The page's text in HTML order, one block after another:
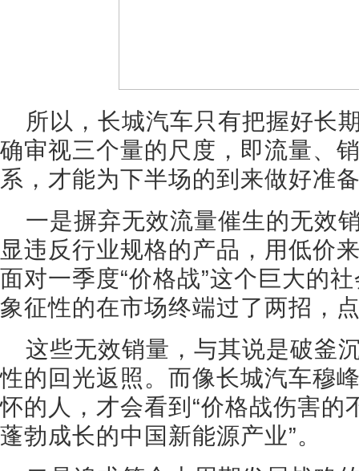
所以，长城汽车只有把握好长
确审视三个量的尺度，即流量、
系，才能为下半场的到来做好准
一是摒弃无效流量催生的无效
显违反行业规格的产品，用低价
面对一季度“价格战”这个巨大的
象征性的在市场终端过了两招，
这些无效销量，与其说是破釜
性的回光返照。而像长城汽车穆
怀的人，才会看到“价格战伤害的
蓬勃成长的中国新能源产业”。